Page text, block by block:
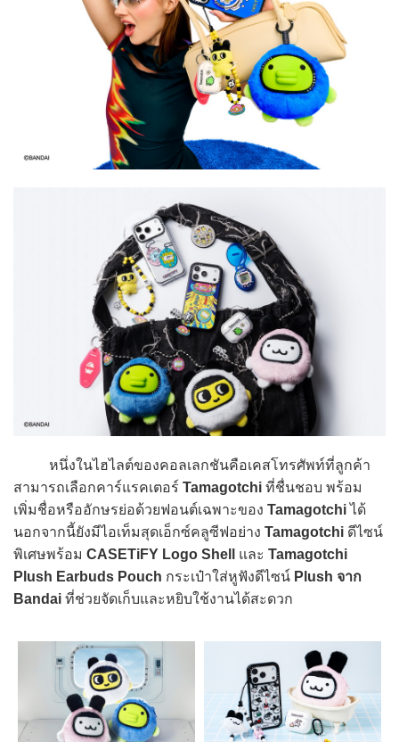
หนึ่งในไฮไลต์ของคอลเลกชันคือเคสโทรศัพท์ที่ลูกค้า
สามารถเลือกคาร์แรคเตอร์ Tamagotchi ที่ชื่นชอบ พร้อม
เพิ่มชื่อหรืออักษรย่อด้วยฟอนต์เฉพาะของ Tamagotchiได้
นอกจากนี้ยังมีไอเท็มสุดเอ็กซ์คลูซีฟอย่าง Tamagotchi ดีไซน์
พิเศษพร้อม CASETiFY Logo Shell และ Tamagotchi
Plush Earbuds Pouch กระเป๋าใส่หูฟังดีไซน์ Plush จาก
Bandai ที่ช่วยจัดเก็บและหยิบใช้งานได้สะดวก